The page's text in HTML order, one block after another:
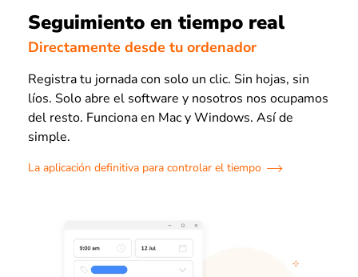
Seguimiento en tiempo real
Directamente desde tu ordenador
Registra tu jornada con solo un clic. Sin hojas, sin
líos. Solo abre el software y nosotros nos ocupamos
del resto. Funciona en Mac y Windows. Así de
simple.
La aplicación definitiva para controlar el tiempo